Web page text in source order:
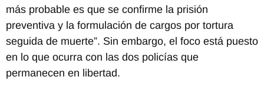
más probable es que se confirme la prisión
preventiva y la formulación de cargos por tortura
seguida de muerte”. Sin embargo, el foco está puesto
en lo que ocurra con las dos policías que
permanecen en libertad.